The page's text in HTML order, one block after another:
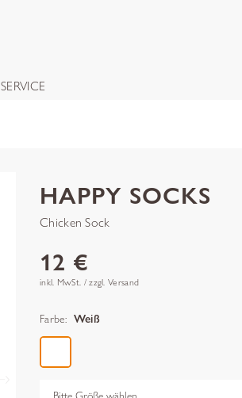
SERVICE
HAPPY SOCKS
Chicken Sock
12 €
inkl. MwSt. / zzgl. Versand
Farbe: Weiß
Grösse